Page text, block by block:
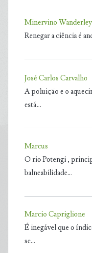
Minervino
Renegar a ciência é
José Carlos Carvalho
A poluição e o
está…
Marcus
O rio Potengi ,
balneabilidade…
Marcio Capriglione
É inegável que o
se…